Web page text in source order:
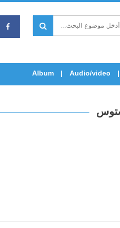
Audio/video
Album